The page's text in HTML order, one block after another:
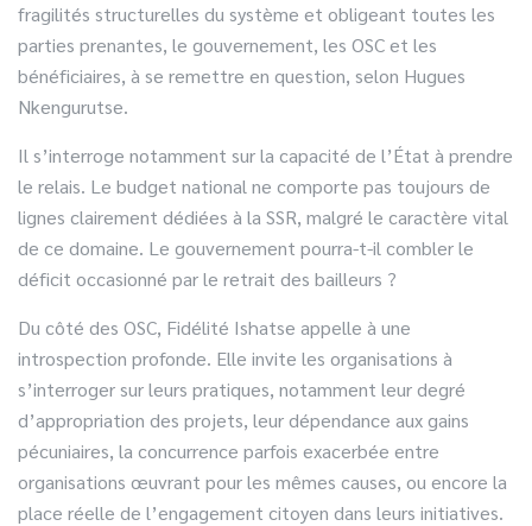
fragilités structurelles du système et obligeant toutes les
parties prenantes, le gouvernement, les OSC et les
bénéficiaires, à se remettre en question, selon Hugues
Nkengurutse.
Il s’interroge notamment sur la capacité de l’État à prendre
le relais. Le budget national ne comporte pas toujours de
lignes clairement dédiées à la SSR, malgré le caractère vital
de ce domaine. Le gouvernement pourra-t-il combler le
déficit occasionné par le retrait des bailleurs ?
Du côté des OSC, Fidélité Ishatse appelle à une
introspection profonde. Elle invite les organisations à
s’interroger sur leurs pratiques, notamment leur degré
d’appropriation des projets, leur dépendance aux gains
pécuniaires, la concurrence parfois exacerbée entre
organisations œuvrant pour les mêmes causes, ou encore la
place réelle de l’engagement citoyen dans leurs initiatives.